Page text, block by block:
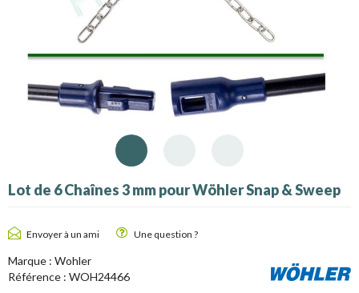
Lot de 6 Chaînes 3 mm pour Wöhler Snap & Sweep
Envoyer à un ami Une question ?
Marque : Wohler
Référence : WOH24466